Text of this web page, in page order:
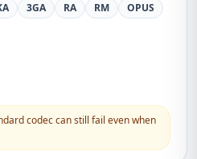
3GA RA RM
OPUS
codec can still fail even when